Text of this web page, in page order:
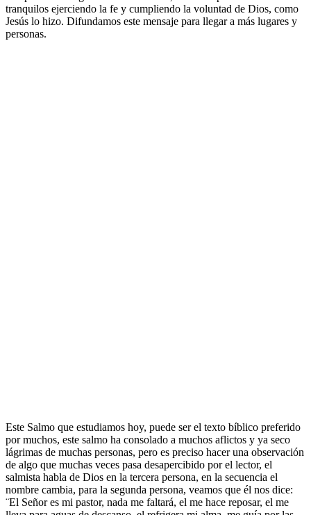
tranquilos ejerciendo la fe y cumpliendo la voluntad de Dios, como
Jesús lo hizo. Difundamos este mensaje para llegar a más lugares y
personas.
Este Salmo que estudiamos hoy, puede ser el texto bíblico preferido
por muchos, este salmo ha consolado a muchos aflictos y ya seco
lágrimas de muchas personas, pero es preciso hacer una observación
de algo que muchas veces pasa desapercibido por el lector, el
salmista habla de Dios en la tercera persona, en la secuencia el
nombre cambia, para la segunda persona, veamos que él nos dice:
¨El Señor es mi pastor, nada me faltará, el me hace reposar, el me